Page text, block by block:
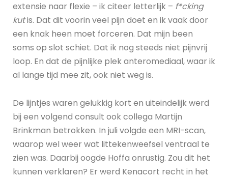
extensie naar flexie – ik citeer letterlijk – f*cking
kutis. Dat dit voorin veel pijn doet en ik vaak door
een knak heen moet forceren. Dat mijn been
soms op slot schiet. Dat ik nog steeds niet pijnvrij
loop. En dat de pijnlijke plek anteromediaal, waar ik
al lange tijd mee zit, ook niet weg is.
De lijntjes waren gelukkig kort en uiteindelijk werd
bij een volgend consult ook collega Martijn
Brinkman betrokken. In juli volgde een MRI-scan,
waarop wel weer wat littekenweefsel ventraal te
zien was. Daarbij oogde Hoffa onrustig. Zou dit het
kunnen verklaren? Er werd Kenacort recht in het